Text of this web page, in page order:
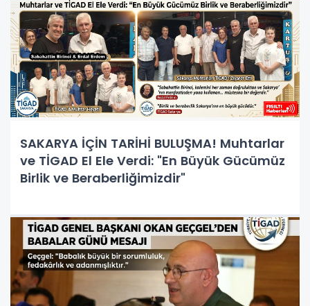
SAKARYA İÇİN TARİHİ BULUŞMA! Muhtarlar
ve TİGAD El Ele Verdi: "En Büyük Gücümüz
Birlik ve Beraberliğimizdir"